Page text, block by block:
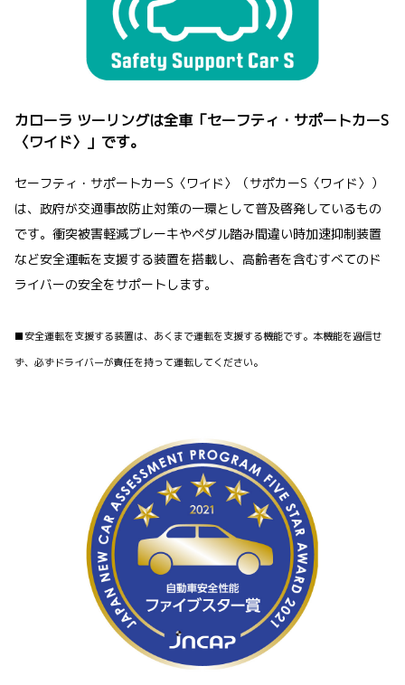
カローラ ツーリングは全車「セーフティ・サポートカーS
〈ワイド〉」です。
セーフティ・サポートカーS〈ワイド〉（サポカーS〈ワイド〉）
は、政府が交通事故防止対策の一環として普及啓発しているもの
です。衝突被害軽減ブレーキやペダル踏み間違い時加速抑制装置
など安全運転を支援する装置を搭載し、高齢者を含むすべてのド
ライバーの安全をサポートします。
■安全運転を支援する装置は、あくまで運転を支援する機能です。本機能を過信せ
ず、必ずドライバーが責任を持って運転してください。